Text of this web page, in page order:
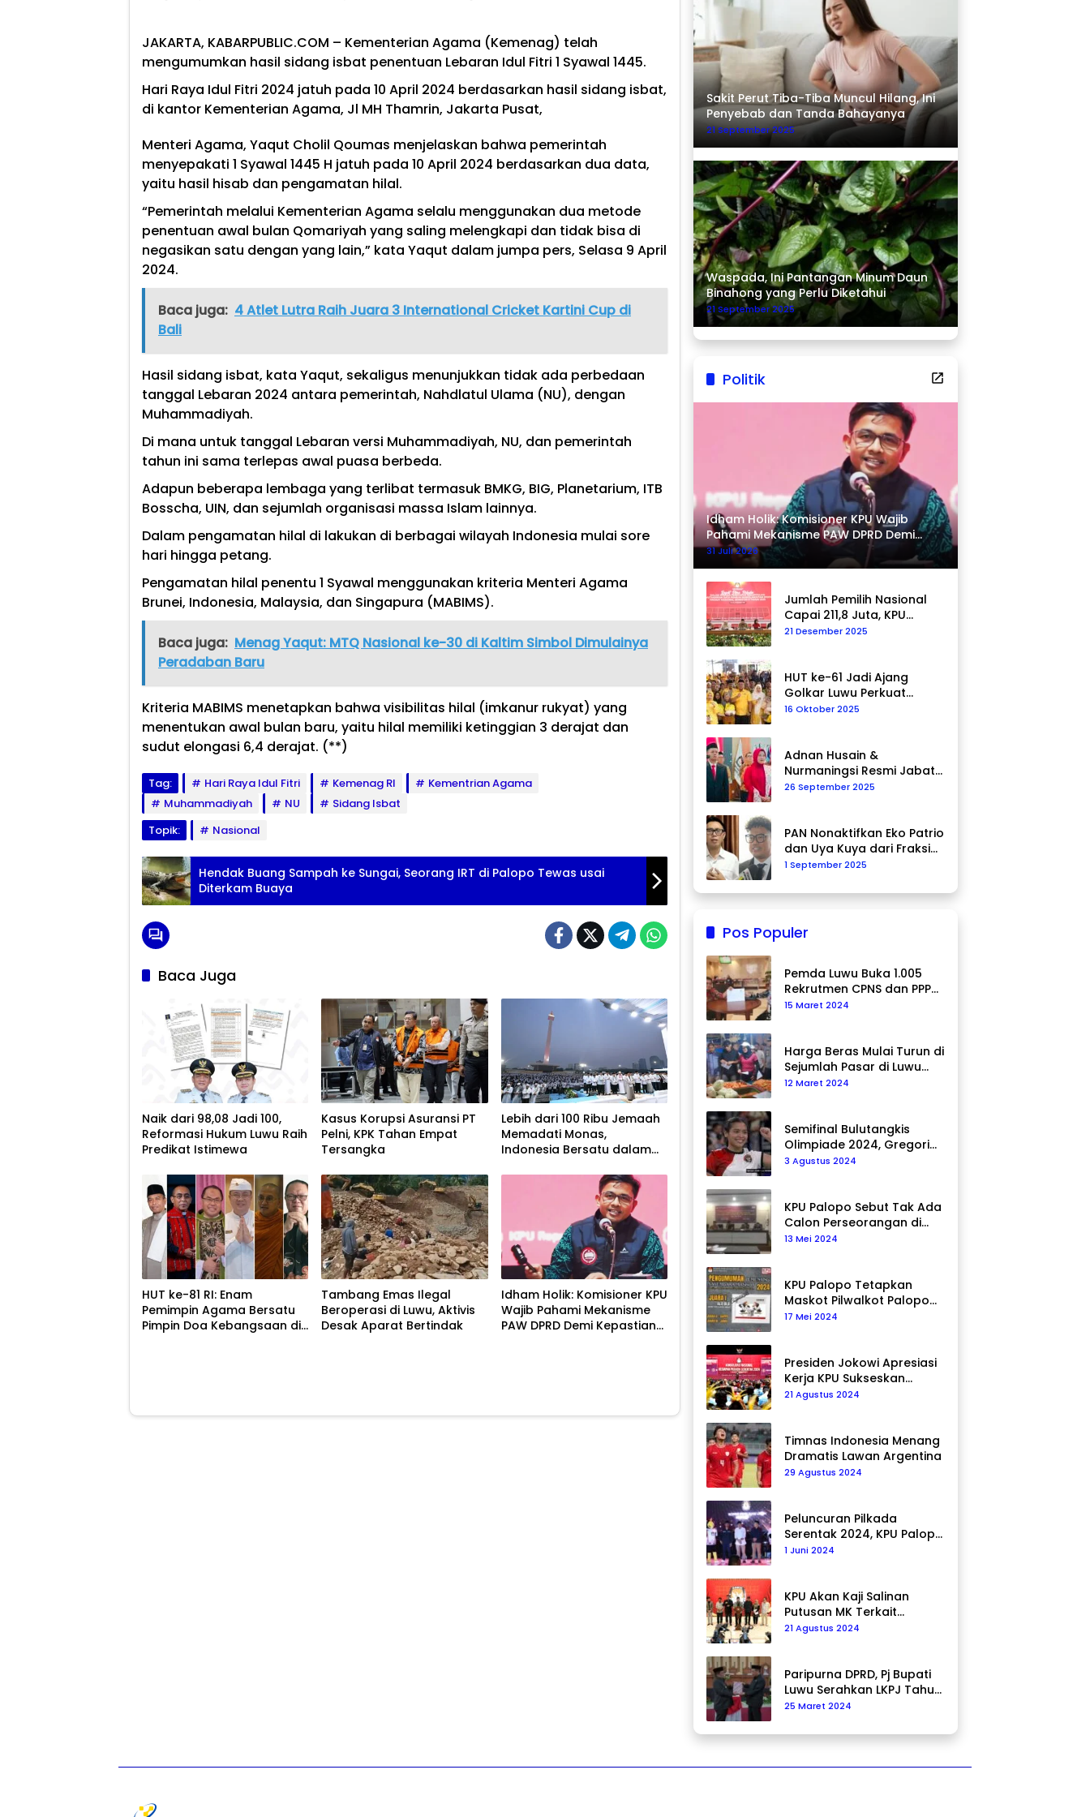
JAKARTA, KABARPUBLIC.COM – Kementerian Agama (Kemenag) telah
mengumumkan hasil sidang isbat penentuan Lebaran Idul Fitri 1 Syawal 1445.
Hari Raya Idul Fitri 2024 jatuh pada 10 April 2024 berdasarkan hasil sidang isbat,
di kantor Kementerian Agama, Jl MH Thamrin, Jakarta Pusat,
Menteri Agama, Yaqut Cholil Qoumas menjelaskan bahwa pemerintah
menyepakati 1 Syawal 1445 H jatuh pada 10 April 2024 berdasarkan dua data,
yaitu hasil hisab dan pengamatan hilal.
“Pemerintah melalui Kementerian Agama selalu menggunakan dua metode
penentuan awal bulan Qomariyah yang saling melengkapi dan tidak bisa di
negasikan satu dengan yang lain,” kata Yaqut dalam jumpa pers, Selasa 9 April
2024.
Baca juga: 4 Atlet Lutra Raih Juara 3 International Cricket Kartini Cup di
Bali
Hasil sidang isbat, kata Yaqut, sekaligus menunjukkan tidak ada perbedaan
tanggal Lebaran 2024 antara pemerintah, Nahdlatul Ulama (NU), dengan
Muhammadiyah.
Di mana untuk tanggal Lebaran versi Muhammadiyah, NU, dan pemerintah
tahun ini sama terlepas awal puasa berbeda.
Adapun beberapa lembaga yang terlibat termasuk BMKG, BIG, Planetarium, ITB
Bosscha, UIN, dan sejumlah organisasi massa Islam lainnya.
Dalam pengamatan hilal di lakukan di berbagai wilayah Indonesia mulai sore
hari hingga petang.
Pengamatan hilal penentu 1 Syawal menggunakan kriteria Menteri Agama
Brunei, Indonesia, Malaysia, dan Singapura (MABIMS).
Baca juga: Menag Yaqut: MTQ Nasional ke-30 di Kaltim Simbol Dimulainya
Peradaban Baru
Kriteria MABIMS menetapkan bahwa visibilitas hilal (imkanur rukyat) yang
menentukan awal bulan baru, yaitu hilal memiliki ketinggian 3 derajat dan
sudut elongasi 6,4 derajat. (**)
Tag: Hari Raya Idul Fitri Kemenag RI
Kementrian Agama
Muhammadiyah
NU
Sidang Isbat
Topik:
Nasional
Hendak Buang Sampah ke Sungai, Seorang IRT di Palopo Tewas usai
Diterkam Buaya
Baca Juga
Naik dari 98,08 Jadi 100,
Reformasi Hukum Luwu Raih
Predikat Istimewa
Kasus Korupsi Asuransi PT
Pelni, KPK Tahan Empat
Tersangka
Lebih dari 100 Ribu Jemaah
Memadati Monas,
Indonesia Bersatu dalam
HUT ke-81 RI: Enam
Pemimpin Agama Bersatu
Pimpin Doa Kebangsaan di
Tambang Emas Ilegal
Beroperasi di Luwu, Aktivis
Desak Aparat Bertindak
Idham Holik: Komisioner KPU
Wajib Pahami Mekanisme
PAW DPRD Demi Kepastian
Sakit Perut Tiba-Tiba Muncul Hilang, Ini
Penyebab dan Tanda Bahayanya
21 September 2025
Waspada, Ini Pantangan Minum Daun
Binahong yang Perlu Diketahui
21 September 2025
Politik
Idham Holik: Komisioner KPU Wajib
Pahami Mekanisme PAW DPRD Demi
Kepastian Hukum
31 Juli 2026
Jumlah Pemilih Nasional
Capai 211,8 Juta, KPU
Tegaskan Komitmen
21 Desember 2025
HUT ke-61 Jadi Ajang
Golkar Luwu Perkuat
Kepedulian Sosial
16 Oktober 2025
Adnan Husain &
Nurmaningsi Resmi Jabat
Komisioner KPU Palopo
26 September 2025
PAN Nonaktifkan Eko Patrio
dan Uya Kuya dari Fraksi
DPR RI
1 September 2025
Pos Populer
Pemda Luwu Buka 1.005
Rekrutmen CPNS dan PPPK
Tahun 2024
15 Maret 2024
Harga Beras Mulai Turun di
Sejumlah Pasar di Luwu
Utara
12 Maret 2024
Semifinal Bulutangkis
Olimpiade 2024, Gregoria
Mariska Tunjung Akan
3 Agustus 2024
KPU Palopo Sebut Tak Ada
Calon Perseorangan di
Pilkada 2024
13 Mei 2024
KPU Palopo Tetapkan
Maskot Pilwalkot Palopo
2024, Berikut Maknanya!
17 Mei 2024
Presiden Jokowi Apresiasi
Kerja KPU Sukseskan
Pemilu 2024
21 Agustus 2024
Timnas Indonesia Menang
Dramatis Lawan Argentina
29 Agustus 2024
Peluncuran Pilkada
Serentak 2024, KPU Palopo
Ajak Masyarakat Ciptakan
1 Juni 2024
KPU Akan Kaji Salinan
Putusan MK Terkait
Pencalonan Pilkada
21 Agustus 2024
Paripurna DPRD, Pj Bupati
Luwu Serahkan LKPJ Tahun
2023
25 Maret 2024